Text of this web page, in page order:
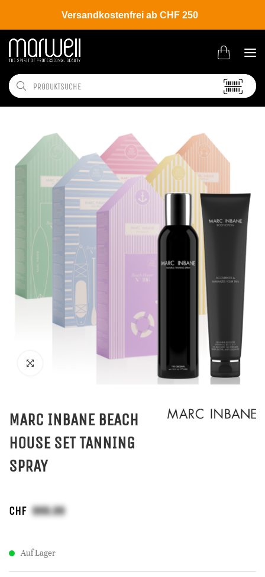
Versandkostenfrei ab CHF 250
Shop Beauty Körper- | Gesichtspflege
MARC INBANE BEACH
HOUSE SET TANNING
SPRAY
CHF
Auf Lager